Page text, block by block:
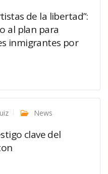
de la libertad”:
al plan para
inmigrantes por
News
clave del